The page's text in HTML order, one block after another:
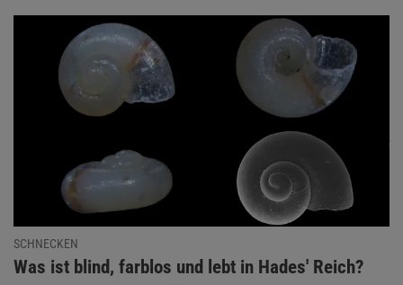
SCHNECKEN
:
Was ist blind, farblos und lebt in Hades' Reich?